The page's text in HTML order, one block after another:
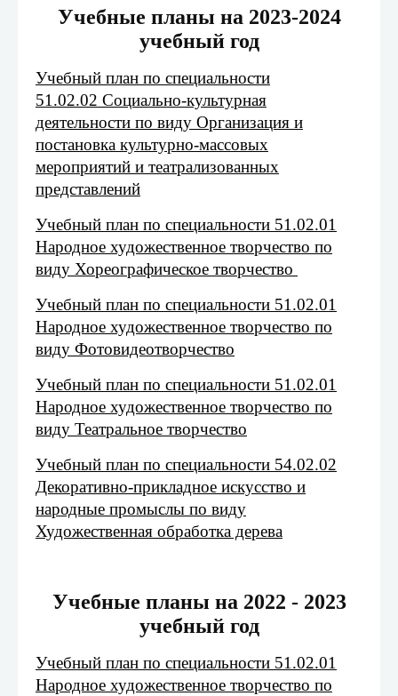
Учебные планы на 2023-2024
учебный год
Учебный план по специальности
51.02.02 Социально-культурная
деятельности по виду Организация и
постановка культурно-массовых
мероприятий и театрализованных
представлений
Учебный план по специальности 51.02.01
Народное художественное творчество по
виду Хореографическое творчество
Учебный план по специальности 51.02.01
Народное художественное творчество по
виду Фотовидеотворчество
Учебный план по специальности 51.02.01
Народное художественное творчество по
виду Театральное творчество
Учебный план по специальности 54.02.02
Декоративно-прикладное искусство и
народные промыслы по виду
Художественная обработка дерева
Учебные планы на 2022 - 2023
учебный год
Учебный план по специальности 51.02.01
Народное художественное творчество по